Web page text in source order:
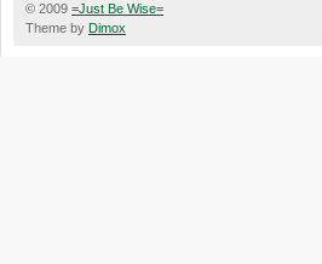
© 2009 =Just Be Wise=
Theme by Dimox